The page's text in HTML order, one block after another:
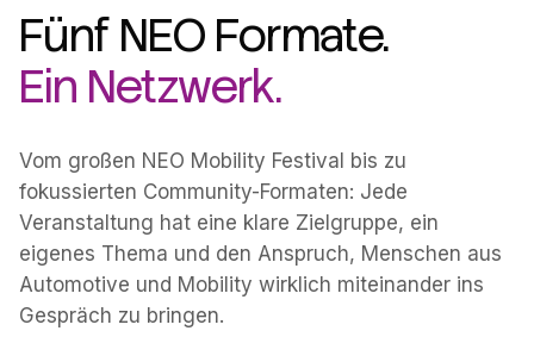
Fünf NEO Formate.
Ein Netzwerk.
Vom großen NEO Mobility Festival bis zu
fokussierten Community-Formaten: Jede
Veranstaltung hat eine klare Zielgruppe, ein
eigenes Thema und den Anspruch, Menschen aus
Automotive und Mobility wirklich miteinander ins
Gespräch zu bringen.